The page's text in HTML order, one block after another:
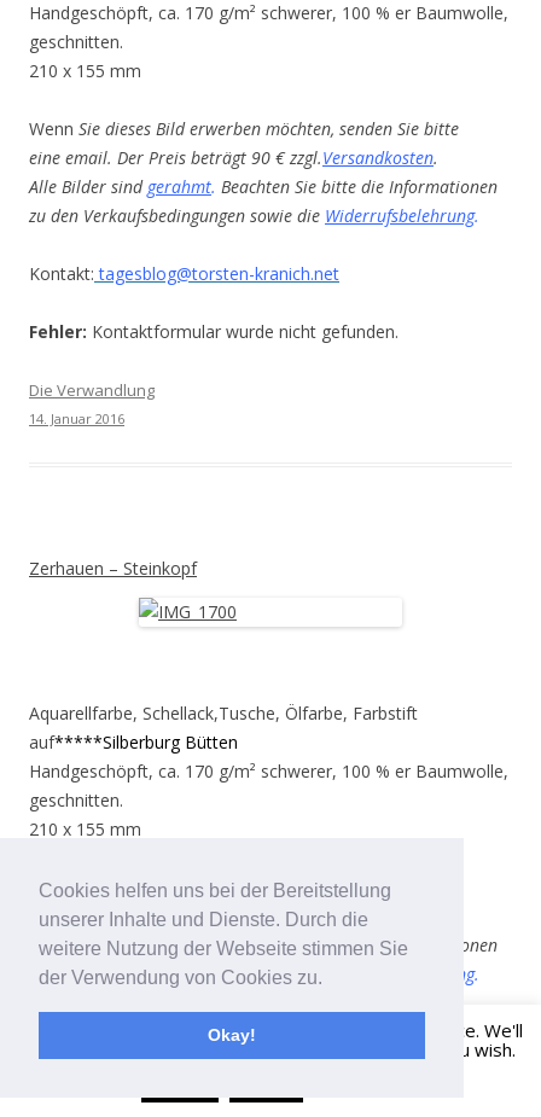
Cookies helfen uns bei der Bereitstellung
unserer Inhalte und Dienste. Durch die
weitere Nutzung der Webseite stimmen Sie
der Verwendung von Cookies zu.
Okay!
Handgeschöpft, ca. 170 g/m² schwerer, 100 % er Baumwolle,
geschnitten.
210 x 155 mm
Wenn Sie dieses Bild erwerben möchten, senden Sie bitte
eine email. Der Preis beträgt 90 € zzgl.Versandkosten.
Alle Bilder sind gerahmt. Beachten Sie bitte die Informationen
zu den Verkaufsbedingungen sowie die Widerrufsbelehrung.
Kontakt: tagesblog@torsten-kranich.net
Fehler: Kontaktformular wurde nicht gefunden.
Die Verwandlung
14. Januar 2016
Zerhauen – Steinkopf
Aquarellfarbe, Schellack,Tusche, Ölfarbe, Farbstift
auf*****Silberburg Bütten
Handgeschöpft, ca. 170 g/m² schwerer, 100 % er Baumwolle,
geschnitten.
210 x 155 mm
WennSie dieses Bild erwerben möchten, senden Sie bitte
eine email. Der Preis beträgt 90 € zzgl.Versandkosten
Alle Bilder sindgerahmt Beachten Sie bitte die Informationen
zu den Verkaufsbedingungen sowie die
Widerrufsbelehrung.
tagesblog@torsten-kranich.net
This website uses cookies to improve your experience. We'll
assume you're ok with this, but you can opt-out if you wish.